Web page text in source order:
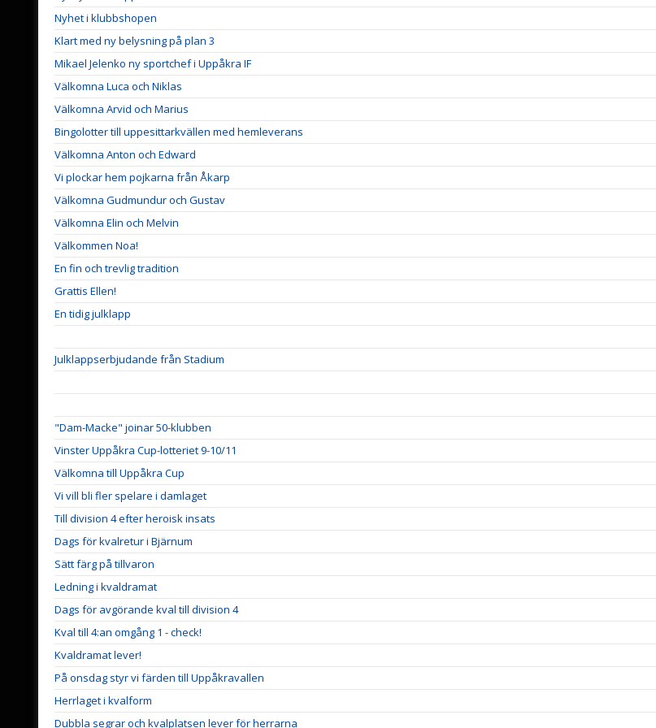
Nyhet i klubbshopen
Klart med ny belysning på plan 3
Mikael Jelenko ny sportchef i Uppåkra IF
Välkomna Luca och Niklas
Välkomna Arvid och Marius
Bingolotter till uppesittarkvällen med hemleverans
Välkomna Anton och Edward
Vi plockar hem pojkarna från Åkarp
Välkomna Gudmundur och Gustav
Välkomna Elin och Melvin
Välkommen Noa!
En fin och trevlig tradition
Grattis Ellen!
En tidig julklapp
Julklappserbjudande från Stadium
"Dam-Macke" joinar 50-klubben
Vinster Uppåkra Cup-lotteriet 9-10/11
Välkomna till Uppåkra Cup
Vi vill bli fler spelare i damlaget
Till division 4 efter heroisk insats
Dags för kvalretur i Bjärnum
Sätt färg på tillvaron
Ledning i kvaldramat
Dags för avgörande kval till division 4
Kval till 4:an omgång 1 - check!
Kvaldramat lever!
På onsdag styr vi färden till Uppåkravallen
Herrlaget i kvalform
Dubbla segrar och kvalplatsen lever för herrarna